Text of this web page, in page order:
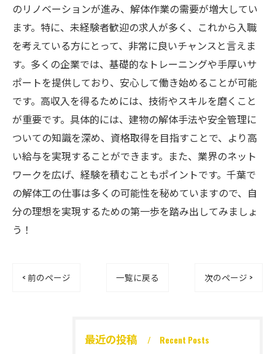
のリノベーションが進み、解体作業の需要が増大してい
ます。特に、未経験者歓迎の求人が多く、これから入職
を考えている方にとって、非常に良いチャンスと言えま
す。多くの企業では、基礎的なトレーニングや手厚いサ
ポートを提供しており、安心して働き始めることが可能
です。高収入を得るためには、技術やスキルを磨くこと
が重要です。具体的には、建物の解体手法や安全管理に
ついての知識を深め、資格取得を目指すことで、より高
い給与を実現することができます。また、業界のネット
ワークを広げ、経験を積むこともポイントです。千葉で
の解体工の仕事は多くの可能性を秘めていますので、自
分の理想を実現するための第一歩を踏み出してみましょ
う！
< 前のページ 一覧に戻る 次のページ >
最近の投稿 Recent Posts